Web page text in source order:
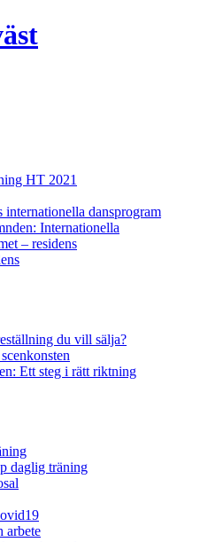
HT 2021
internationella dansprogram
Internationella
– residens
du vill sälja?
Ett steg i rätt riktning
daglig träning
arbete